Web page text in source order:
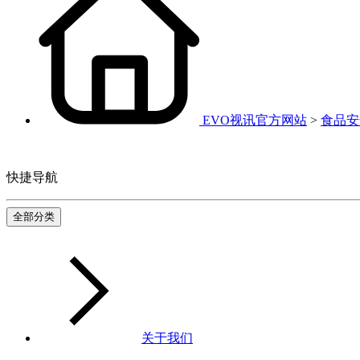
EVO视讯官方网站 > 食品
快捷导航
全部分类
关于我们